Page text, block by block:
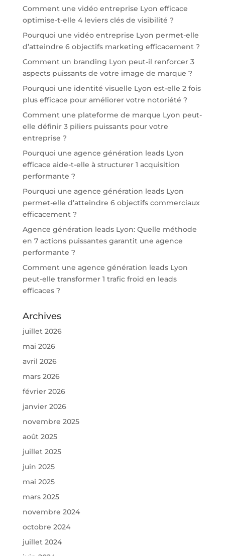
Comment une vidéo entreprise Lyon efficace
optimise-t-elle 4 leviers clés de visibilité ?
Pourquoi une vidéo entreprise Lyon permet-elle
d’atteindre 6 objectifs marketing efficacement ?
Comment un branding Lyon peut-il renforcer 3
aspects puissants de votre image de marque ?
Pourquoi une identité visuelle Lyon est-elle 2 fois
plus efficace pour améliorer votre notoriété ?
Comment une plateforme de marque Lyon peut-
elle définir 3 piliers puissants pour votre
entreprise ?
Pourquoi une agence génération leads Lyon
efficace aide-t-elle à structurer 1 acquisition
performante ?
Pourquoi une agence génération leads Lyon
permet-elle d’atteindre 6 objectifs commerciaux
efficacement ?
Agence génération leads Lyon: Quelle méthode
en 7 actions puissantes garantit une agence
performante ?
Comment une agence génération leads Lyon
peut-elle transformer 1 trafic froid en leads
efficaces ?
Archives
juillet 2026
mai 2026
avril 2026
mars 2026
février 2026
janvier 2026
novembre 2025
août 2025
juillet 2025
juin 2025
mai 2025
mars 2025
novembre 2024
octobre 2024
juillet 2024